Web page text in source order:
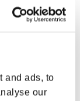
and ads, to
our